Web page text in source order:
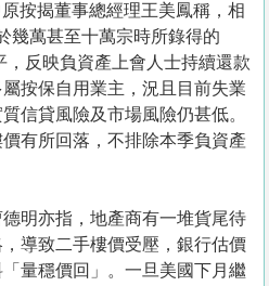
按揭董事總經理王美鳳稱，相
幾萬甚至十萬宗時所錄得的
反映負資產上會人士持續還款
按保自用業主，況且目前失業
信貸風險及市場風險仍甚低。
有所回落，不排除本季負資產
明亦指，地產商有一堆貨尾待
導致二手樓價受壓，銀行估價
量穩價回」。一旦美國下月繼